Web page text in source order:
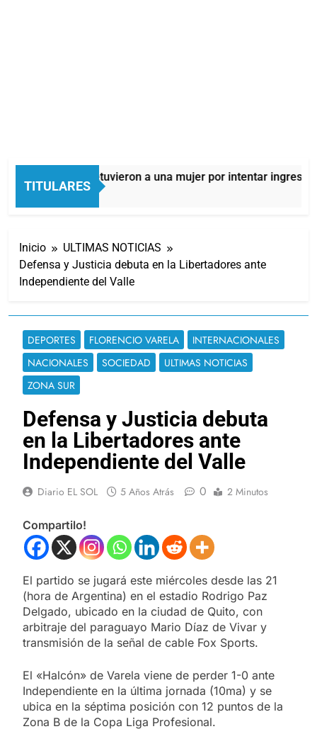
TITULARES
Quilmes: detuvieron a una mujer por intentar ingresar
11 Horas Atrás
Inicio
ULTIMAS NOTICIAS
Defensa y Justicia debuta en la Libertadores ante
Independiente del Valle
DEPORTES FLORENCIO VARELA
INTERNACIONALES
NACIONALES
SOCIEDAD
ULTIMAS NOTICIAS
ZONA SUR
Defensa y Justicia debuta
en la Libertadores ante
Independiente del Valle
Diario EL SOL 5 Años Atrás 0 2 Minutos
Compartilo!
El partido se jugará este miércoles desde las 21
(hora de Argentina) en el estadio Rodrigo Paz
Delgado, ubicado en la ciudad de Quito, con
arbitraje del paraguayo Mario Díaz de Vivar y
transmisión de la señal de cable Fox Sports.
El «Halcón» de Varela viene de perder 1-0 ante
Independiente en la última jornada (10ma) y se
ubica en la séptima posición con 12 puntos de la
Zona B de la Copa Liga Profesional.